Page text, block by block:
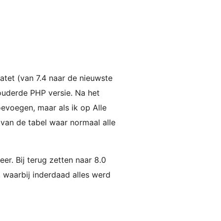
(van 7.4 naar de nieuwste
PHP versie. Na het
maar als ik op Alle
de tabel waar normaal alle
Bij terug zetten naar 8.0
inderdaad alles werd